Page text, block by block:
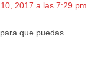
2017 a las 7:29 pm
que puedas